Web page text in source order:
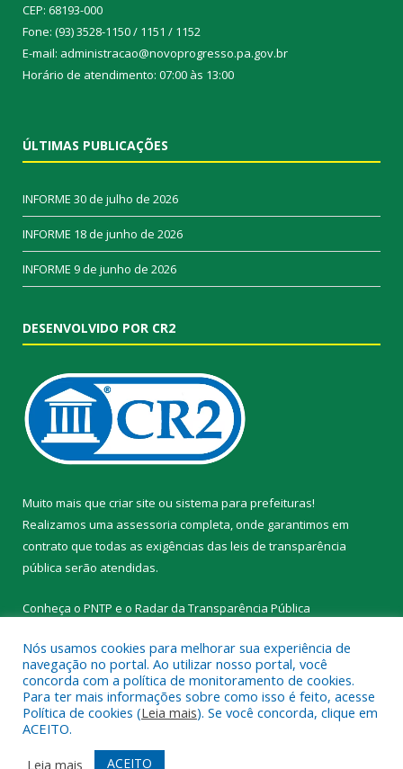
CEP: 68193-000
Fone: (93) 3528-1150 / 1151 / 1152
E-mail: administracao@novoprogresso.pa.gov.br
Horário de atendimento: 07:00 às 13:00
ÚLTIMAS PUBLICAÇÕES
INFORME 30 de julho de 2026
INFORME 18 de junho de 2026
INFORME 9 de junho de 2026
DESENVOLVIDO POR CR2
Muito mais que criar site ou sistema para prefeituras!
Realizamos uma assessoria completa, onde garantimos em
contrato que todas as exigências das leis de transparência
pública serão atendidas.
Conheça o PNTP e o Radar da Transparência Pública
Todos os direitos reservados a Prefeitura Municipal de Novo
Progresso.
Mapa do Site Acessar Área Administrativa
Nós usamos cookies para melhorar sua experiência de
navegação no portal. Ao utilizar nosso portal, você
concorda com a política de monitoramento de cookies.
Para ter mais informações sobre como isso é feito, acesse
Política de cookies (Leia mais). Se você concorda, clique em
ACEITO.
Leia mais
ACEITO